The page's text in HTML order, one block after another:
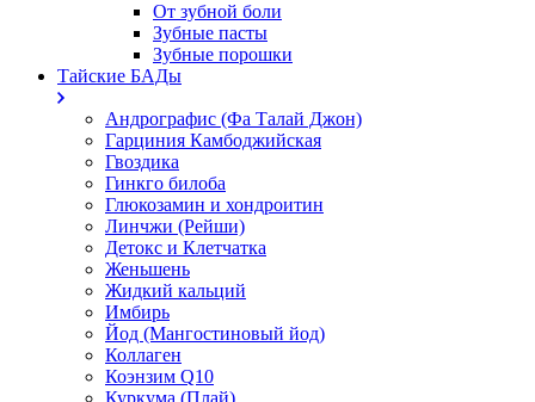
От зубной боли
Зубные пасты
Зубные порошки
Тайские БАДы
Андрографис (Фа Талай Джон)
Гарциния Камбоджийская
Гвоздика
Гинкго билоба
Глюкозамин и хондроитин
Линчжи (Рейши)
Детокс и Клетчатка
Женьшень
Жидкий кальций
Имбирь
Йод (Мангостиновый йод)
Коллаген
Коэнзим Q10
Куркума (Плай)